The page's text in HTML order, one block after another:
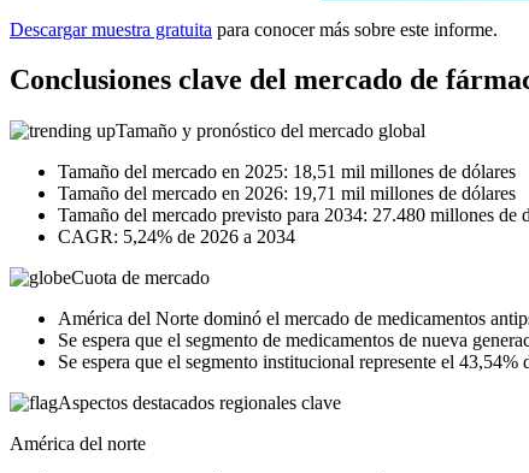
Descargar muestra gratuita para conocer más sobre este informe.
Conclusiones clave del mercado de
Tamaño y pronóstico del mercado global
Tamaño del mercado en 2025: 18,51 mil millones de dólares
Tamaño del mercado en 2026: 19,71 mil millones de dólares
Tamaño del mercado previsto para 2034: 27.480 millones de
CAGR: 5,24% de 2026 a 2034
Cuota de mercado
América del Norte dominó el mercado de medicamentos
Se espera que el segmento de medicamentos de nueva
Se espera que el segmento institucional represente el
Aspectos destacados regionales clave
América del norte